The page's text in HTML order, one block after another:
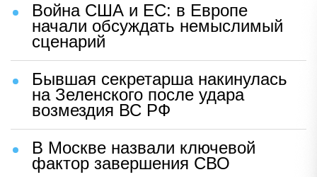
Война США и ЕС: в Европе
начали обсуждать немыслимый
сценарий
Бывшая секретарша накинулась
на Зеленского после удара
возмездия ВС РФ
В Москве назвали ключевой
фактор завершения СВО